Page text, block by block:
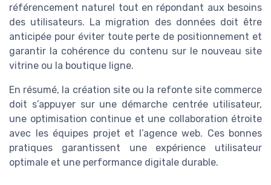
référencement naturel tout en répondant aux besoins
des utilisateurs. La migration des données doit être
anticipée pour éviter toute perte de positionnement et
garantir la cohérence du contenu sur le nouveau site
vitrine ou la boutique ligne.
En résumé, la création site ou la refonte site commerce
doit s’appuyer sur une démarche centrée utilisateur,
une optimisation continue et une collaboration étroite
avec les équipes projet et l’agence web. Ces bonnes
pratiques garantissent une expérience utilisateur
optimale et une performance digitale durable.